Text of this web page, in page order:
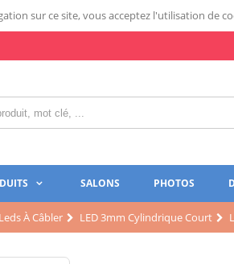
sur ce site, vous acceptez l'utilisation de
SALONS PHOTOS
À Câbler LED 3mm Cylindrique Court